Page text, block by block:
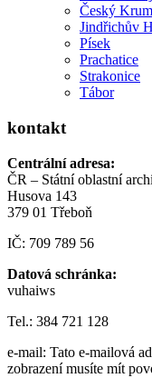
Český
Jindřichův
Písek
Prachatice
Strakonice
Tábor
kontakt
Centrální adresa:
ČR – Státní oblastní
Husova 143
379 01 Třeboň
IČ: 709 789 56
Datová schránka:
vuhaiws
Tel.: 384 721 128
e-mail: Tato e-mailová
zobrazení musíte mít